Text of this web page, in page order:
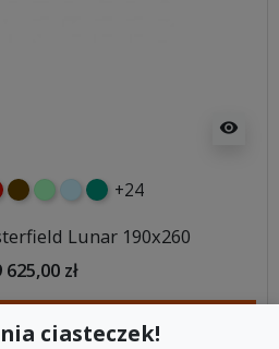
visibility
czekoladowy
miętowybłękitny
turkusowy
+24
Lunar 190x260
625,00 zł
ciasteczek!